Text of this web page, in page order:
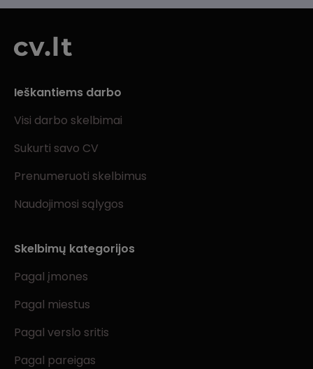
Ieškantiems darbo
Visi darbo skelbimai
Sukurti savo CV
Prenumeruoti skelbimus
Naudojimosi sąlygos
Skelbimų kategorijos
Pagal įmones
Pagal miestus
Pagal verslo sritis
Pagal pareigas